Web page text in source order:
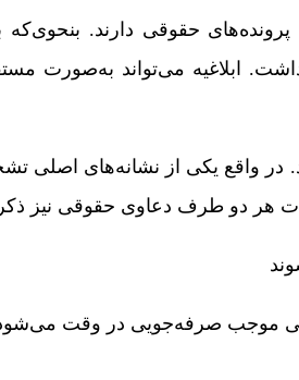
حقوقی دارند. بنحوی‌که
ابلاغیه می‌تواند به‌صورت
در واقع یکی از نشانه‌های اصلی
هر دو طرف دعاوی حقوقی نیز
موجب صرفه‌جویی در وقت